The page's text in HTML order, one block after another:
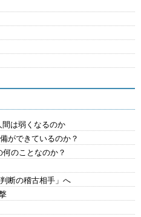
は弱くなるのか
ができているのか？
のことなのか？
断の稽古相手」へ